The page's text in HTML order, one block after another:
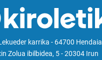
karrika - 64700 Hendaia
Zolua ibilbidea, 5 - 20304 Irun